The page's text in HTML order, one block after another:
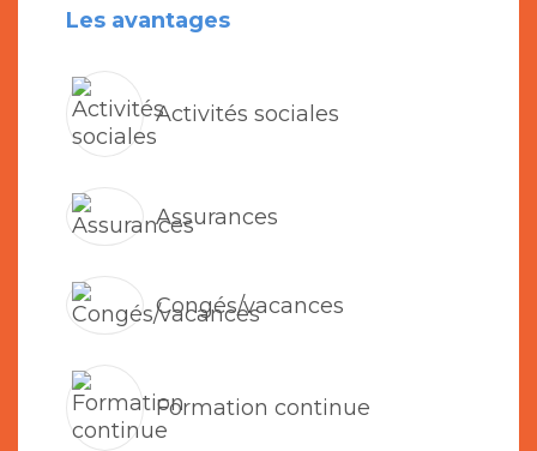
Les avantages
Activités sociales
Assurances
Congés/vacances
Formation continue